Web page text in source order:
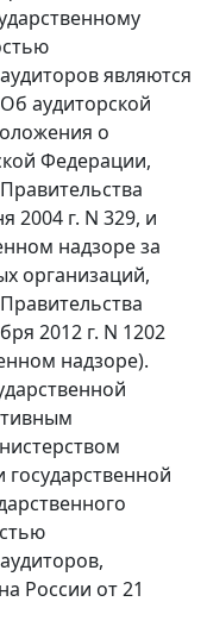
являются
аудиторской
о
Федерации,
2004 г. N 329, и
надзоре за
организаций,
2012 г. N 1202
надзоре).
России от 21